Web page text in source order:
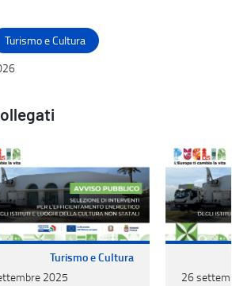
Turismo e Cultura
Turismo e Cultura
2025
26